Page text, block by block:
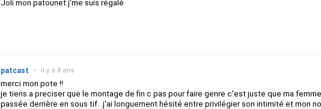
Joli mon patounet j'me suis régalé
patcast • il y a 8 ans
merci mon pote !!
je tiens a preciser que le montage de fin c pas pour faire genre c'est juste que ma
passée derrière en sous tif...j'ai longuement hésité entre privilégier son intimité et mon